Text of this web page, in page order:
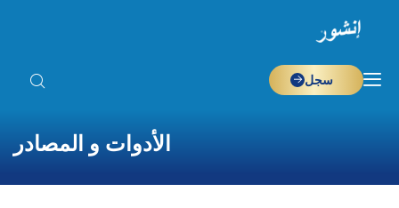
سجل
الأدوات و المصادر